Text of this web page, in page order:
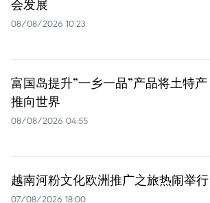
会发展
08/08/2026 10:23
富国岛提升”一乡一品”产品将土特产
推向世界
08/08/2026 04:55
越南河粉文化欧洲推广之旅热闹举行
07/08/2026 18:00